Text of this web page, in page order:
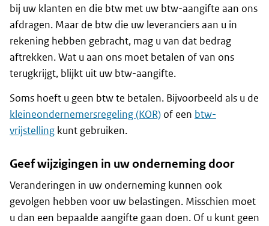
bij uw klanten en die btw met uw btw-aangifte aan ons
afdragen. Maar de btw die uw leveranciers aan u in
rekening hebben gebracht, mag u van dat bedrag
aftrekken. Wat u aan ons moet betalen of van ons
terugkrijgt, blijkt uit uw btw-aangifte.
Soms hoeft u geen btw te betalen. Bijvoorbeeld als u de
kleineondernemersregeling (KOR) of een btw-
vrijstelling kunt gebruiken.
Geef wijzigingen in uw onderneming door
Veranderingen in uw onderneming kunnen ook
gevolgen hebben voor uw belastingen. Misschien moet
u dan een bepaalde aangifte gaan doen. Of u kunt geen